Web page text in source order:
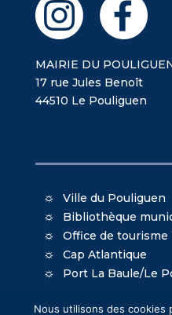
MAIRIE DU
17 rue Jules Benoît
44510 Le Pouliguen
Ville du Pouliguen
Bibliothèque
Office de
Cap Atlantique
Port La Baule/Le
Nous utilisons des cookies